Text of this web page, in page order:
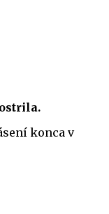
konca v